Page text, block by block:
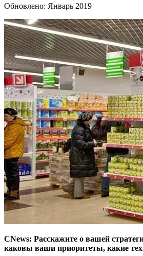
Обновлено: Январь 2019
CNews: Расскажите о вашей
каковы ваши приоритеты, какие